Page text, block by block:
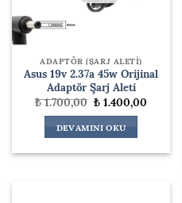
ADAPTÖR (ŞARJ ALETİ)
Asus 19v 2.37a 45w Orijinal
Adaptör Şarj Aleti
₺1.700,00Orijinal
fiyat:
₺ 1.700,00.
₺1.400,00
DEVAMINI OKU